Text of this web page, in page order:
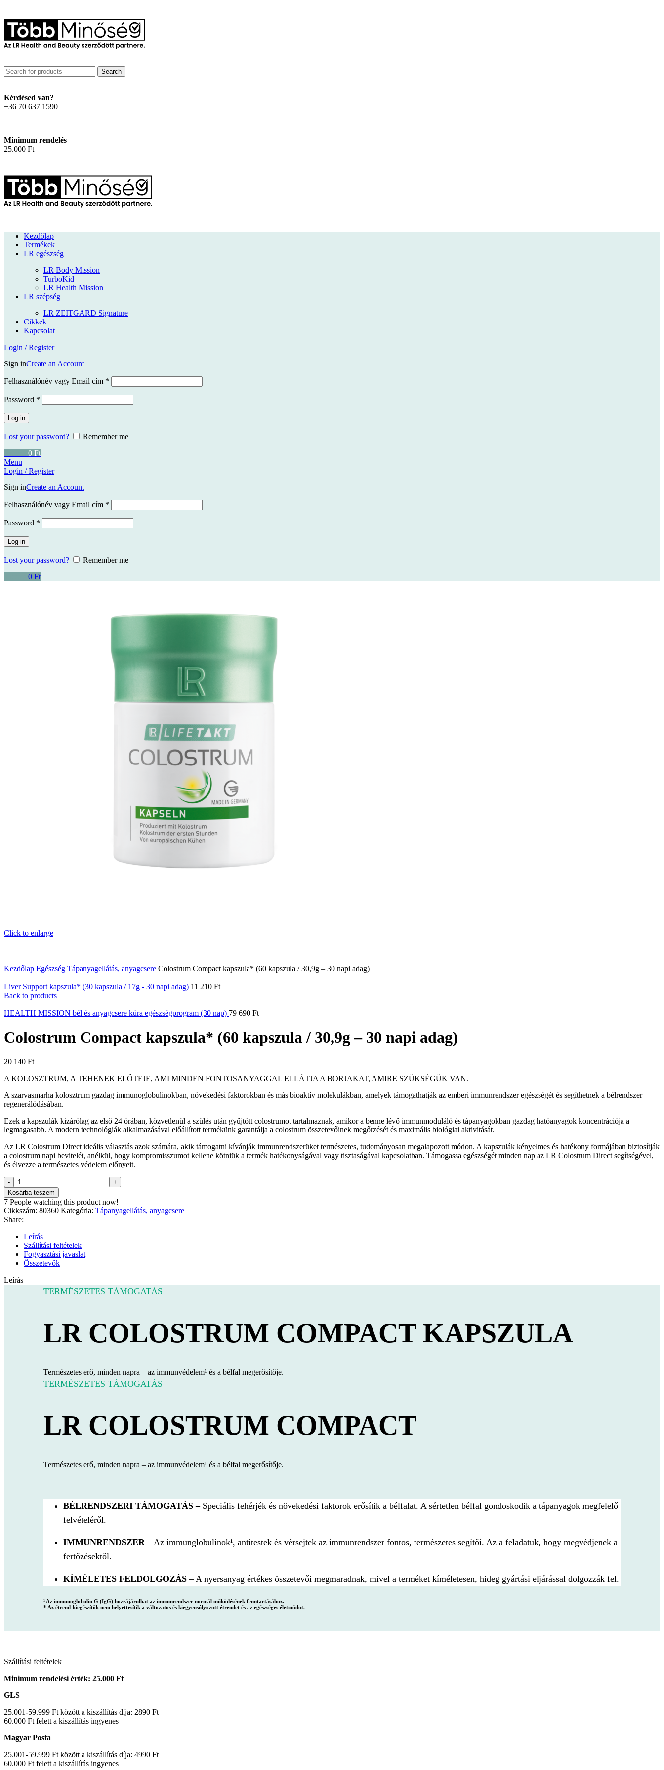
Search
Kérdésed van?
+36 70 637 1590
Minimum rendelés
25.000 Ft
Kezdőlap
Termékek
LR egészség
LR Body Mission
TurboKid
LR Health Mission
LR szépség
LR ZEITGARD Signature
Cikkek
Kapcsolat
Login / Register
Sign inCreate an Account
Felhasználónév vagy Email cím *
Password *
Log in
Lost your password?
Remember me
0 Ft
Menu
Login / Register
Sign inCreate an Account
Felhasználónév vagy Email cím *
Password *
Log in
Lost your password?
Remember me
0 Ft
Click to enlarge
Kezdőlap Egészség Tápanyagellátás, anyagcsere Colostrum Compact kapszula* (60 kapszula / 30,9g – 30 napi adag)
Liver Support kapszula* (30 kapszula / 17g - 30 napi adag) 11 210 Ft
Back to products
HEALTH MISSION bél és anyagcsere kúra egészségprogram (30 nap) 79 690 Ft
Colostrum Compact kapszula* (60 kapszula / 30,9g – 30 napi adag)
20 140 Ft
A KOLOSZTRUM, A TEHENEK ELŐTEJE, AMI MINDEN FONTOSANYAGGAL ELLÁTJA A BORJAKAT, AMIRE SZÜKSÉGÜK VAN.
A szarvasmarha kolosztrum gazdag immunoglobulinokban, növekedési faktorokban és más bioaktív molekulákban, amelyek támogathatják az emberi immunrendszer egészségét és segíthetnek a bélrendszer
regenerálódásában.
Ezek a kapszulák kizárólag az első 24 órában, közvetlenül a szülés után gyűjtött colostrumot tartalmaznak, amikor a benne lévő immunmoduláló és tápanyagokban gazdag hatóanyagok koncentrációja a
legmagasabb. A modern technológiák alkalmazásával előállított termékünk garantálja a colostrum összetevőinek megőrzését és maximális biológiai aktivitását.
Az LR Colostrum Direct ideális választás azok számára, akik támogatni kívánják immunrendszerüket természetes, tudományosan megalapozott módon. A kapszulák kényelmes és hatékony formájában biztosítják
a colostrum napi bevitelét, anélkül, hogy kompromisszumot kellene kötniük a termék hatékonyságával vagy tisztaságával kapcsolatban. Támogassa egészségét minden nap az LR Colostrum Direct segítségével,
és élvezze a természetes védelem előnyeit.
Colostrum
Compact
kapszula*
(60
kapszula
/
30,9g
-
30
napi
adag)
mennyiség
Kosárba teszem
7 People watching this product now!
Cikkszám: 80360 Kategória: Tápanyagellátás, anyagcsere
Share:
Leírás
Szállítási feltételek
Fogyasztási javaslat
Összetevők
Leírás
TERMÉSZETES TÁMOGATÁS
LR COLOSTRUM COMPACT KAPSZULA
Természetes erő, minden napra – az immunvédelem¹ és a bélfal megerősítője.
TERMÉSZETES TÁMOGATÁS
LR COLOSTRUM COMPACT
Természetes erő, minden napra – az immunvédelem¹ és a bélfal megerősítője.
BÉLRENDSZERI TÁMOGATÁS – Speciális fehérjék és növekedési faktorok erősítik a bélfalat. A sértetlen bélfal gondoskodik a tápanyagok megfelelő
felvételéről.
IMMUNRENDSZER – Az immunglobulinok¹, antitestek és vérsejtek az immunrendszer fontos, természetes segítői. Az a feladatuk, hogy megvédjenek a
fertőzésektől.
KÍMÉLETES FELDOLGOZÁS– A nyersanyag értékes összetevői megmaradnak, mivel a terméket kíméletesen, hideg gyártási eljárással dolgozzák fel.
¹ Az immunoglobulin G (IgG) hozzájárulhat az immunrendszer normál működésének fenntartásához.
* Az étrend-kiegészítők nem helyettesítik a változatos és kiegyensúlyozott étrendet és az egészséges életmódot.
Szállítási feltételek
Minimum rendelési érték: 25.000 Ft
GLS
25.001-59.999 Ft között a kiszállítás díja: 2890 Ft
60.000 Ft felett a kiszállítás ingyenes
Magyar Posta
25.001-59.999 Ft között a kiszállítás díja: 4990 Ft
60.000 Ft felett a kiszállítás ingyenes